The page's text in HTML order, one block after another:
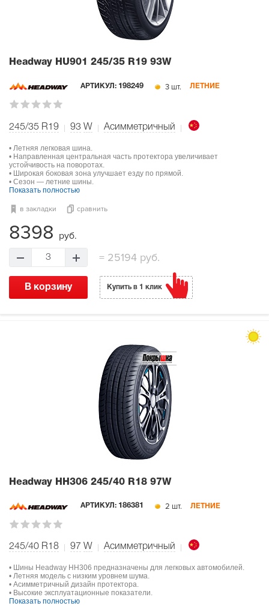
Headway HU901 245/35 R19 93W
АРТИКУЛ: 198249 3 шт. ЛЕТНИЕ
245/35 R19 93 W Асимметричный
• Летняя легковая шина.
• Направленная центральная часть протектора увеличивает
устойчивость на поворотах.
• Широкая боковая зона улучшает езду по прямой.
• Сезон — летние шины.
Показать полностью
в закладки сравнить
8398 руб.
3 = 25194 руб.
В корзину Купить в 1 клик
Headway HH306 245/40 R18 97W
АРТИКУЛ: 186381 2 шт. ЛЕТНИЕ
245/40 R18 97 W Асимметричный
• Шины Headway HH306 предназначены для легковых автомобилей.
• Летняя модель с низким уровнем шума.
• Асимметричный дизайн протектора.
• Высокие эксплуатационные показатели.
Показать полностью